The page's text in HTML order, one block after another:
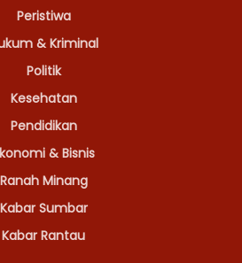
Peristiwa
& Kriminal
Politik
Kesehatan
Pendidikan
& Bisnis
Ranah Minang
Kabar Sumbar
Kabar Rantau